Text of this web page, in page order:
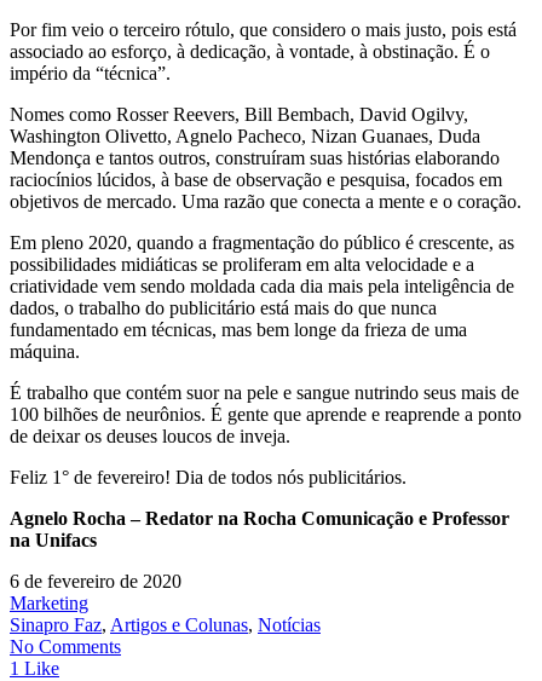
Por fim veio o terceiro rótulo, que considero o mais justo, pois está
associado ao esforço, à dedicação, à vontade, à obstinação. É o
império da “técnica”.
Nomes como Rosser Reevers, Bill Bembach, David Ogilvy,
Washington Olivetto, Agnelo Pacheco, Nizan Guanaes, Duda
Mendonça e tantos outros, construíram suas histórias elaborando
raciocínios lúcidos, à base de observação e pesquisa, focados em
objetivos de mercado. Uma razão que conecta a mente e o coração.
Em pleno 2020, quando a fragmentação do público é crescente, as
possibilidades midiáticas se proliferam em alta velocidade e a
criatividade vem sendo moldada cada dia mais pela inteligência de
dados, o trabalho do publicitário está mais do que nunca
fundamentado em técnicas, mas bem longe da frieza de uma
máquina.
É trabalho que contém suor na pele e sangue nutrindo seus mais de
100 bilhões de neurônios. É gente que aprende e reaprende a ponto
de deixar os deuses loucos de inveja.
Feliz 1° de fevereiro! Dia de todos nós publicitários.
Agnelo Rocha – Redator na Rocha Comunicação e Professor
na Unifacs
6 de fevereiro de 2020
Marketing
Sinapro Faz, Artigos e Colunas, Notícias
No Comments
1 Like